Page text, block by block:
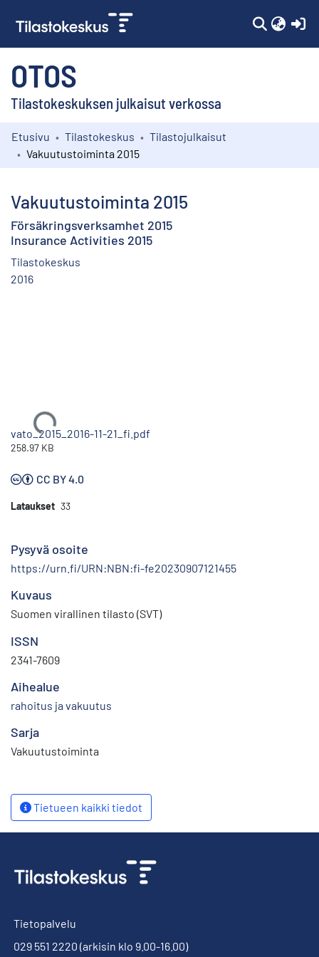
OTOS
Tilastokeskuksen julkaisut verkossa
Kokoelmat
Etusivu Tilastokeskus
Tilastojulkaisut
Vakuutustoiminta 2015
Vakuutustoiminta 2015
Försäkringsverksamhet 2015
Insurance Activities 2015
Tilastokeskus
2016
Ladataan...
vato_2015_2016-11-21_fi.pdf
258.97 KB
CC BY 4.0
Lataukset 33
Pysyvä osoite
https://urn.fi/URN:NBN:fi-fe20230907121455
Kuvaus
Suomen virallinen tilasto (SVT)
ISSN
2341-7609
Aihealue
rahoitus ja vakuutus
Sarja
Vakuutustoiminta
Tietueen kaikki tiedot
Tietopalvelu
029 551 2220 (arkisin klo 9.00-16.00)